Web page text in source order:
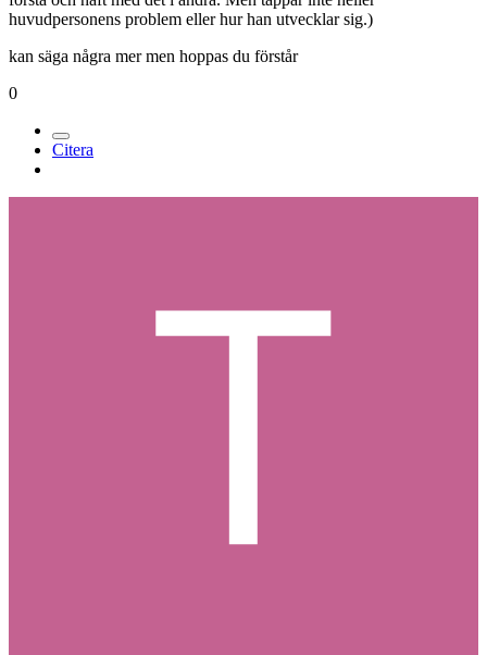
huvudpersonens problem eller hur han utvecklar sig.)
kan säga några mer men hoppas du förstår
0
Citera